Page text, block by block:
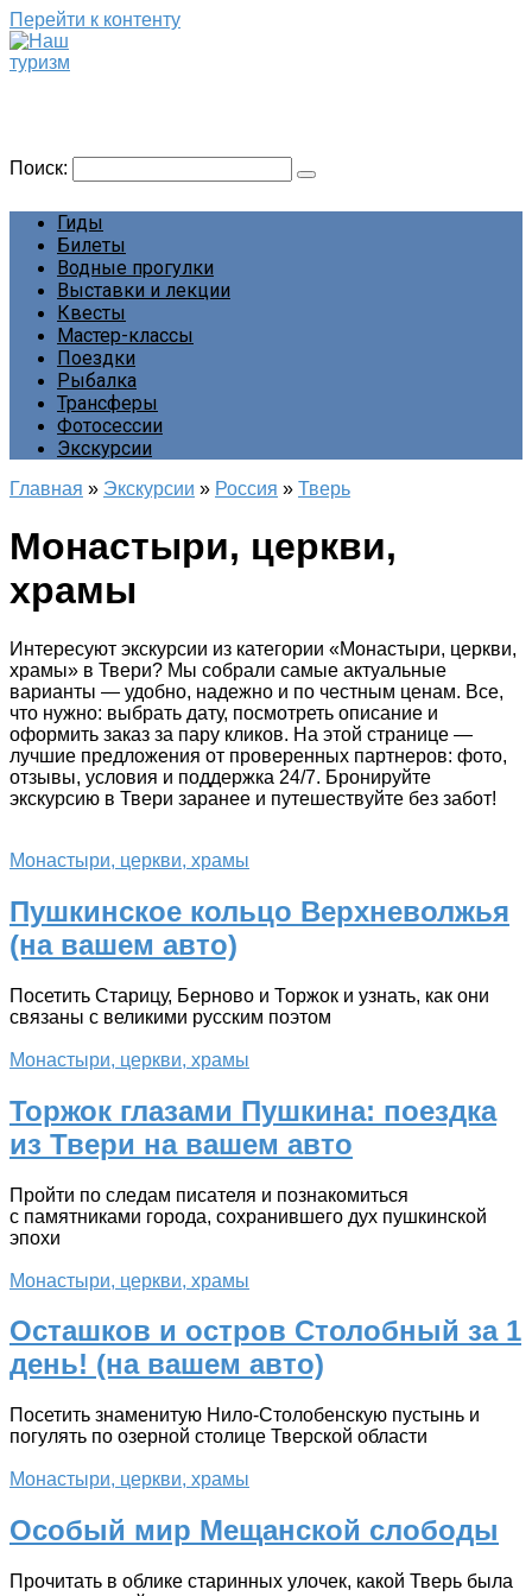
Перейти к контенту
Поиск:
Гиды
Билеты
Водные прогулки
Выставки и лекции
Квесты
Мастер-классы
Поездки
Рыбалка
Трансферы
Фотосессии
Экскурсии
Главная » Экскурсии » Россия » Тверь
Монастыри, церкви,
храмы
Интересуют экскурсии из категории «Монастыри, церкви,
храмы» в Твери? Мы собрали самые актуальные
варианты — удобно, надежно и по честным ценам. Все,
что нужно: выбрать дату, посмотреть описание и
оформить заказ за пару кликов. На этой странице —
лучшие предложения от проверенных партнеров: фото,
отзывы, условия и поддержка 24/7. Бронируйте
экскурсию в Твери заранее и путешествуйте без забот!
Монастыри, церкви, храмы
Пушкинское кольцо Верхневолжья
(на вашем авто)
Посетить Старицу, Берново и Торжок и узнать, как они
связаны с великими русским поэтом
Монастыри, церкви, храмы
Торжок глазами Пушкина: поездка
из Твери на вашем авто
Пройти по следам писателя и познакомиться
с памятниками города, сохранившего дух пушкинской
эпохи
Монастыри, церкви, храмы
Осташков и остров Столобный за 1
день! (на вашем авто)
Посетить знаменитую Нило-Столобенскую пустынь и
погулять по озерной столице Тверской области
Монастыри, церкви, храмы
Особый мир Мещанской слободы
Прочитать в облике старинных улочек, какой Тверь была